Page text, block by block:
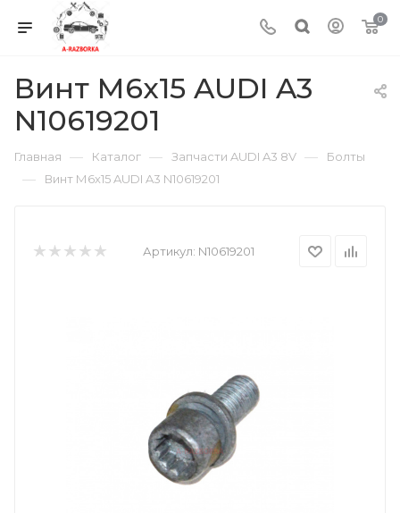
0
Винт М6х15 AUDI A3
N10619201
Главная — Каталог — Запчасти AUDI A3 8V — Болты
— Винт М6х15 AUDI A3 N10619201
Артикул: N10619201